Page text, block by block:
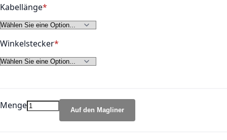
Kabellänge
Winkelstecker
Menge Auf den Magliner